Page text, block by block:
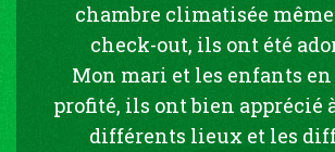
chambre climatisée
check-out, ils ont été
Mon mari et les enfants
profité, ils ont bien apprécié
différents lieux et les